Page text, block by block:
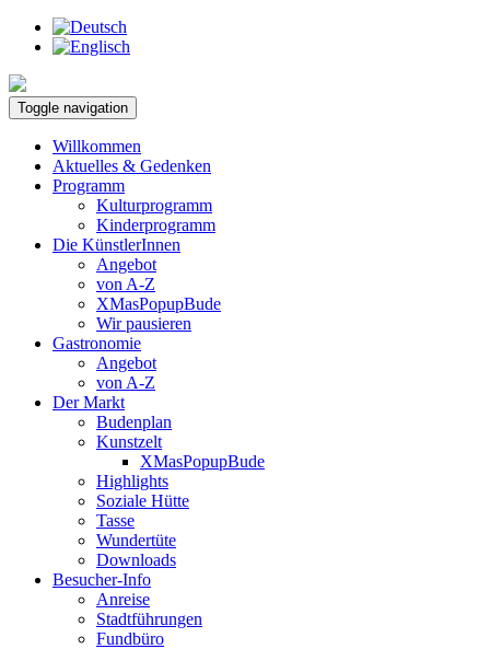
Toggle navigation
Willkommen
Aktuelles & Gedenken
Programm
Kulturprogramm
Kinderprogramm
Die KünstlerInnen
Angebot
von A-Z
XMasPopupBude
Wir pausieren
Gastronomie
Angebot
von A-Z
Der Markt
Budenplan
Kunstzelt
XMasPopupBude
Highlights
Soziale Hütte
Tasse
Wundertüte
Downloads
Besucher-Info
Anreise
Stadtführungen
Fundbüro